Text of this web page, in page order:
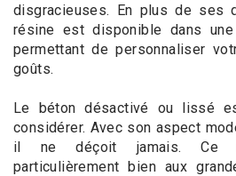
disgracieuses. En plus de ses
résine est disponible dans
permettant de personnaliser
goûts.
Le béton désactivé ou lissé
considérer. Avec son aspect
il ne déçoit jamais. Ce
particulièrement bien aux